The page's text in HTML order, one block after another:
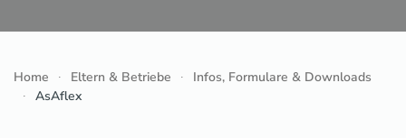
Home Eltern & Betriebe
Infos, Formulare & Downloads
AsAflex